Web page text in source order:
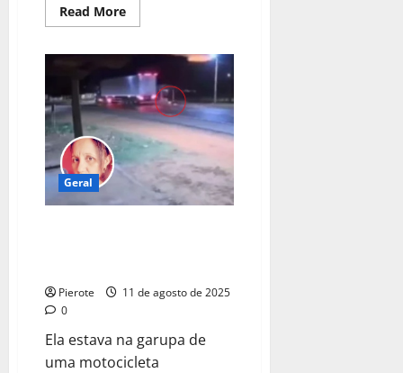
Read MoreRead
more
caçada:
Filho
que
matou
o
pai
a
facadas
preso
em
Geral
Pierote
11 de agosto de 2025
0
Ela estava na garupa de
uma motocicleta